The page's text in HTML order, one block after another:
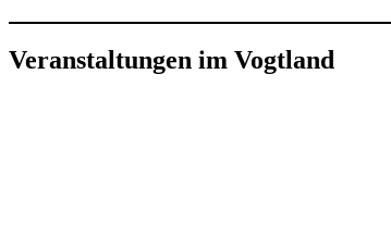
Veranstaltungen im Vogtland